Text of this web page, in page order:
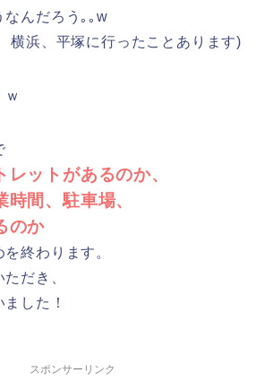
なんだろう｡｡w
横浜、平塚に行ったことあります)
ｗ
ットがあるのか、
間、駐車場、
のか
終わります。
だき、
した！
スポンサーリンク